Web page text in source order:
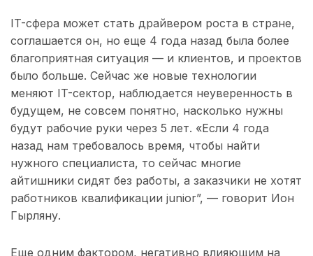
IT-сфера может стать драйвером роста в стране,
соглашается он, но еще 4 года назад была более
благоприятная ситуация — и клиентов, и проектов
было больше. Сейчас же новые технологии
меняют IT-сектор, наблюдается неуверенность в
будущем, не совсем понятно, насколько нужны
будут рабочие руки через 5 лет. «Если 4 года
назад нам требовалось время, чтобы найти
нужного специалиста, то сейчас многие
айтишники сидят без работы, а заказчики не хотят
работников квалификации junior”, — говорит Ион
Гырляну.
Еще одним фактором, негативно влияющим на